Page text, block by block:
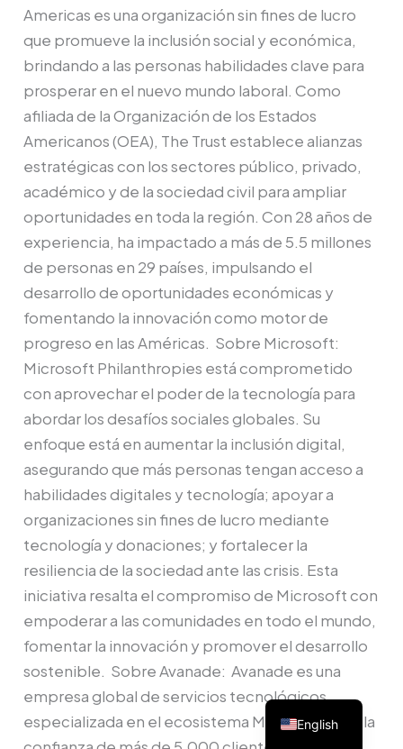
Americas es una organización sin fines de lucro
que promueve la inclusión social y económica,
brindando a las personas habilidades clave para
prosperar en el nuevo mundo laboral. Como
afiliada de la Organización de los Estados
Americanos (OEA), The Trust establece alianzas
estratégicas con los sectores público, privado,
académico y de la sociedad civil para ampliar
oportunidades en toda la región. Con 28 años de
experiencia, ha impactado a más de 5.5 millones
de personas en 29 países, impulsando el
desarrollo de oportunidades económicas y
fomentando la innovación como motor de
progreso en las Américas. Sobre Microsoft:
Microsoft Philanthropies está comprometido
con aprovechar el poder de la tecnología para
abordar los desafíos sociales globales. Su
enfoque está en aumentar la inclusión digital,
asegurando que más personas tengan acceso a
habilidades digitales y tecnología; apoyar a
organizaciones sin fines de lucro mediante
tecnología y donaciones; y fortalecer la
resiliencia de la sociedad ante las crisis. Esta
iniciativa resalta el compromiso de Microsoft con
empoderar a las comunidades en todo el mundo,
fomentar la innovación y promover el desarrollo
sostenible. Sobre Avanade: Avanade es una
empresa global de servicios tecnológicos
especializada en el ecosistema Microsoft. Con la
English